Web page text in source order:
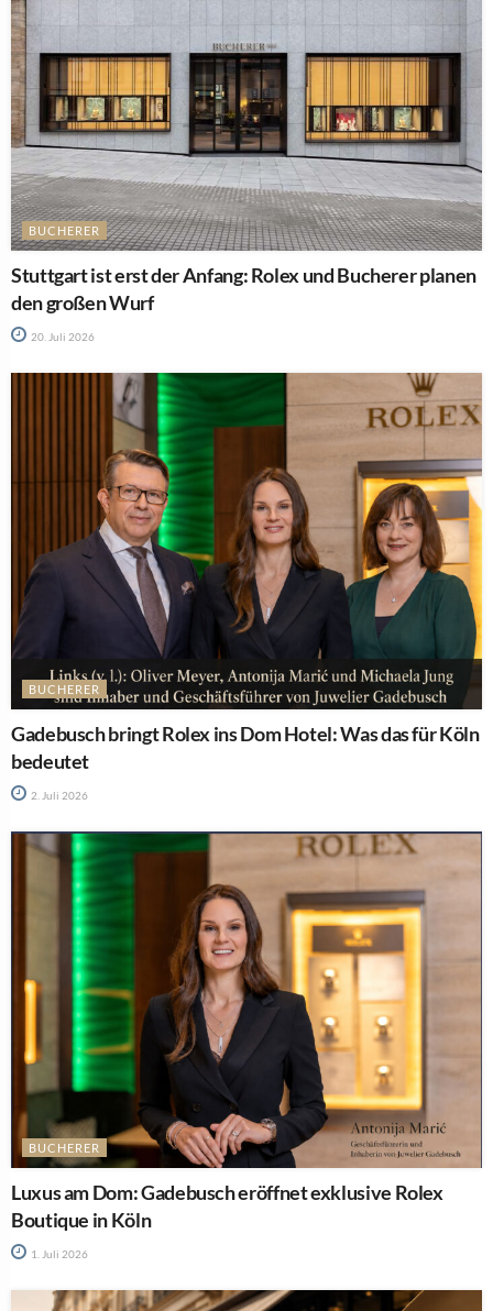
BUCHERER
Stuttgart ist erst der Anfang: Rolex und Bucherer planen
den großen Wurf
20. Juli 2026
BUCHERER
Gadebusch bringt Rolex ins Dom Hotel: Was das für Köln
bedeutet
2. Juli 2026
BUCHERER
Luxus am Dom: Gadebusch eröffnet exklusive Rolex
Boutique in Köln
1. Juli 2026